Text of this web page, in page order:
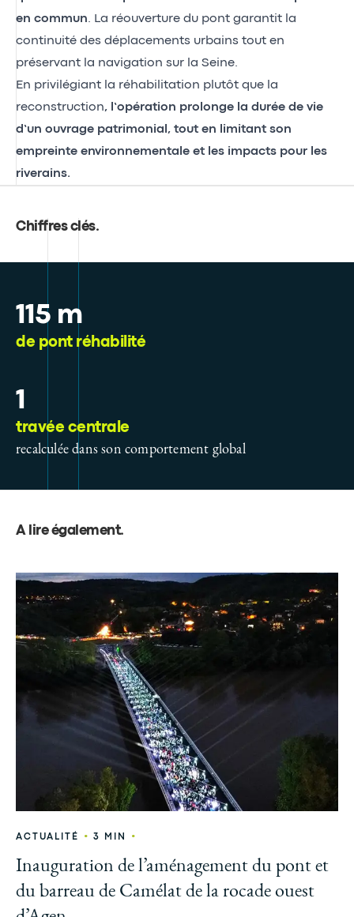
en commun. La réouverture du pont garantit la
continuité des déplacements urbains tout en
préservant la navigation sur la Seine.
En privilégiant la réhabilitation plutôt que la
reconstruction, l’opération prolonge la durée de vie
d’un ouvrage patrimonial, tout en limitant son
empreinte environnementale et les impacts pour les
riverains.
Chiffres clés.
115 m
de pont réhabilité
1
travée centrale
recalculée dans son comportement global
A lire également.
ACTUALITÉ • 3 MIN •
Inauguration de l’aménagement du pont et
du barreau de Camélat de la rocade ouest